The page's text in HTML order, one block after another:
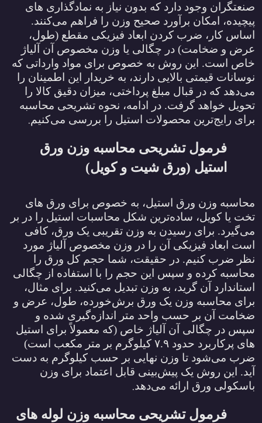
صنعتگران وجود دارد که بدون نیاز به نمادگذاری‌ های
پیچیده، امکان برآورد صحیح وزن را فراهم می‌کنند.
اساس کار، ضرب کردن ابعاد فیزیکی مقطع (طول،
عرض و ضخامت) در چگالی یا وزن مخصوص آن آلیاژ
خاص است. این روش به خصوص برای مواد وارداتی که
نوسانات قیمتی بالایی دارند، به خریدار این اطمینان را
می‌دهد که در قبال مبلغ پرداختی، میزان دقیق کالا را
تحویل خواهد گرفت. در ادامه، نحوه تشریحی محاسبه
برای رایج‌ترین محصولات استیل را بررسی می‌کنیم.
فرمول تشریحی محاسبه وزن ورق
استیل (ورق شیت و کویل)
محاسبه وزن ورق استیل، به خصوص برای ورق‌ های
تخت یا کویل، ساده‌ترین شکل محاسبات استیل را در بر
می‌گیرد. برای رسیدن به وزن تقریبی یک ورق، کافی
است ابعاد فیزیکی آن را در وزن مخصوص آلیاژ مورد
نظر ضرب کنیم. در حقیقت، شما حجم کل ورق را
محاسبه کرده و سپس این حجم را با استفاده از چگالی
استاندارد آن گرید، به وزن تبدیل می‌کنید. برای مثال،
برای محاسبه وزن یک ورق برش‌خورده، طول، عرض و
ضخامت آن بر حسب واحد متر اندازه‌گیری شده و
سپس در چگالی آن آلیاژ خاص (که معمولاً برای استیل
‌های پرکاربرد حدود ۷.۹ کیلوگرم بر متر مکعب است)
ضرب می‌شود تا وزن نهایی بر حسب کیلوگرم به دست
آید. این روش یک پیش‌بینی قابل اعتماد برای وزن
باسکولی ورق ارائه می‌دهد.
فرمول تشریحی محاسبه وزن لوله ‌های